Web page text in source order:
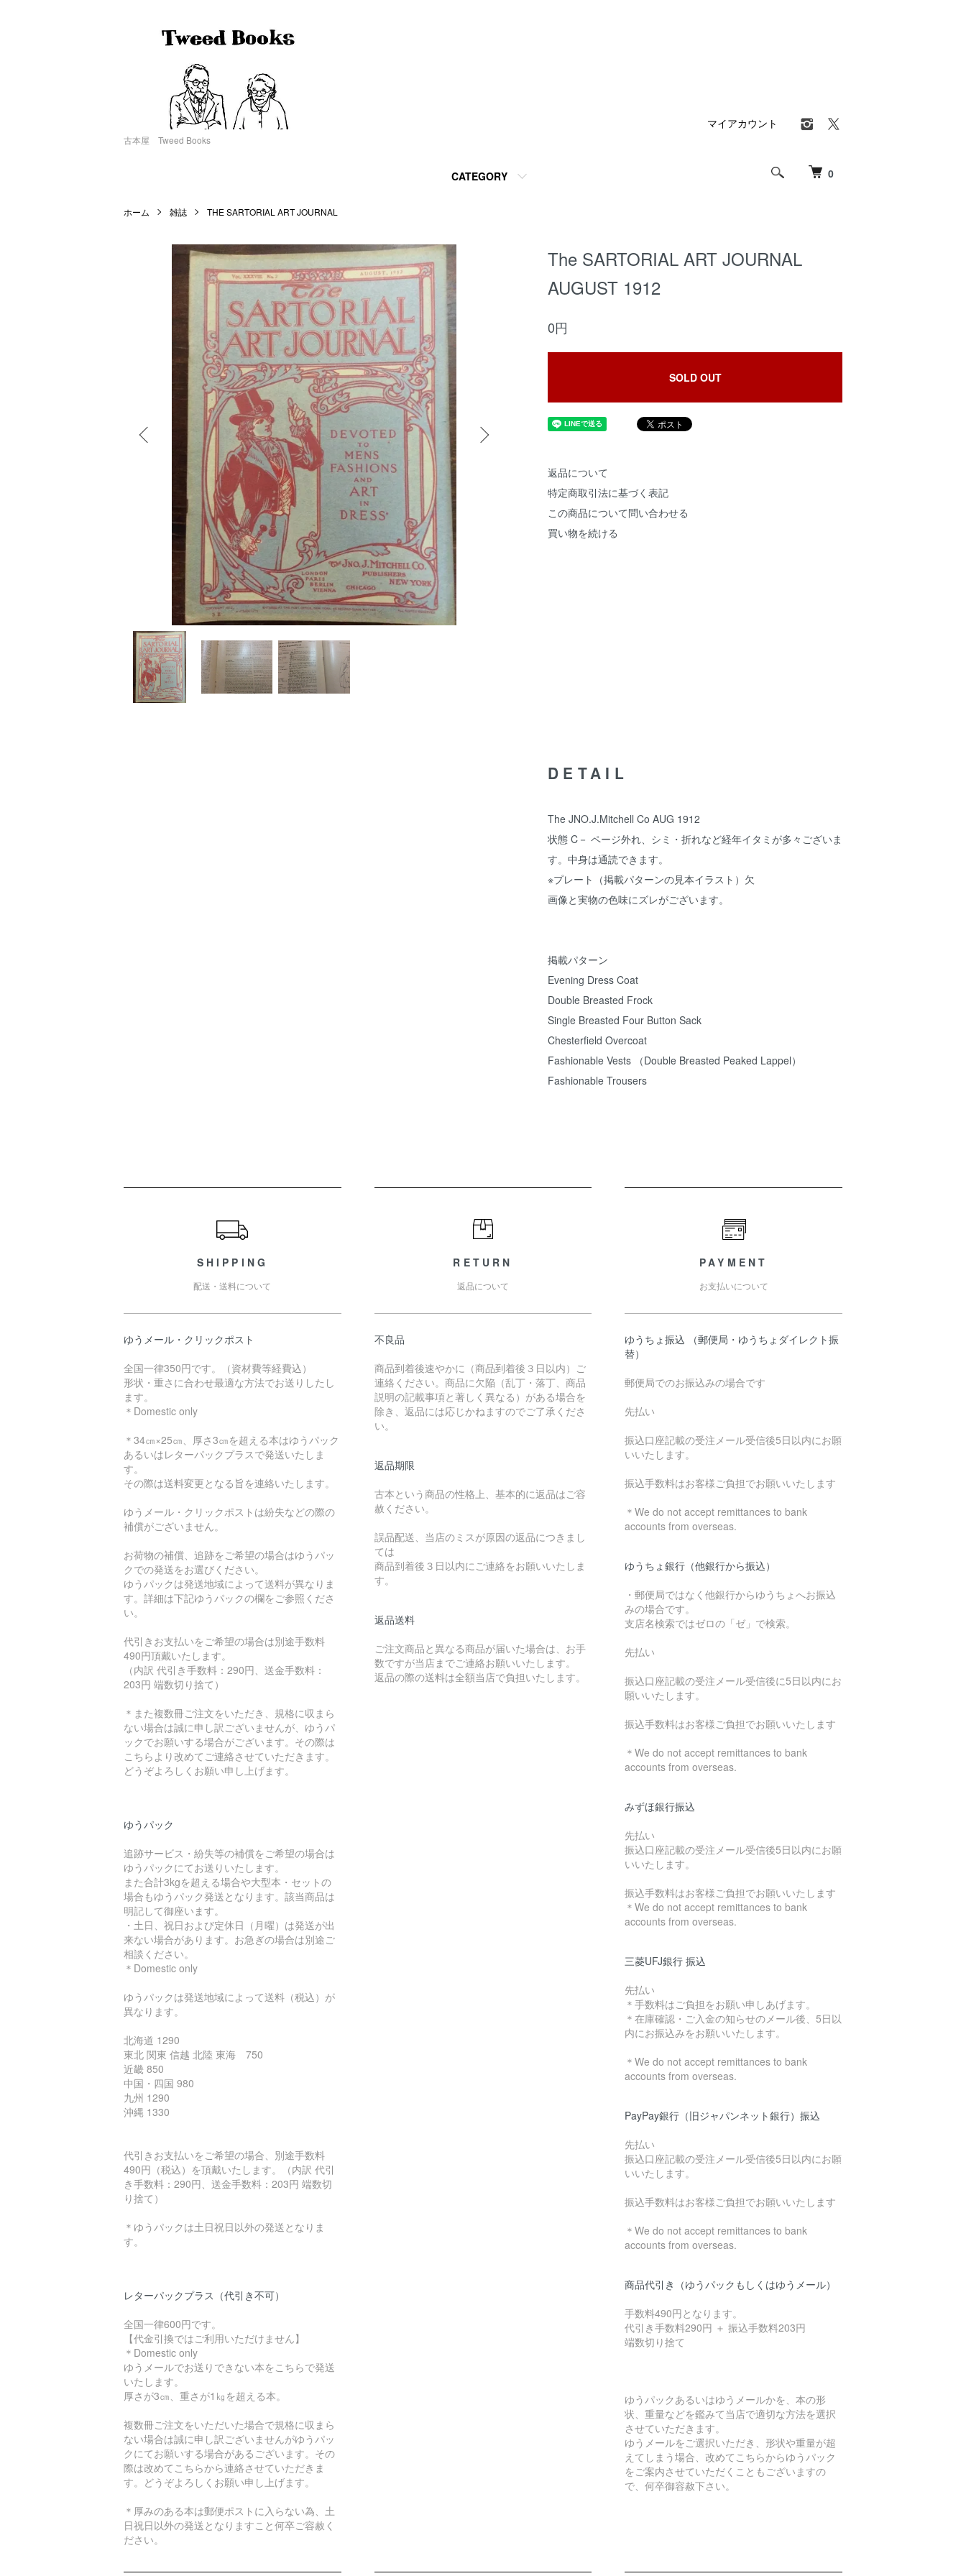
古本屋 Tweed Books
0
CATEGORY
マイアカウント
ホーム 雑誌 THE SARTORIAL ART JOURNAL
The SARTORIAL ART JOURNAL
AUGUST 1912
0円
SOLD OUT
返品について
特定商取引法に基づく表記
この商品について問い合わせる
買い物を続ける
DETAIL
The JNO.J.Mitchell Co AUG 1912
状態 C－ ページ外れ、シミ・折れなど経年イタミが多々ございま
す。中身は通読できます。
※プレート（掲載パターンの見本イラスト）欠
画像と実物の色味にズレがございます。
掲載パターン
Evening Dress Coat
Double Breasted Frock
Single Breasted Four Button Sack
Chesterfield Overcoat
Fashionable Vests （Double Breasted Peaked Lappel）
Fashionable Trousers
SHIPPING
配送・送料について
ゆうメール・クリックポスト
全国一律350円です。（資材費等経費込）
形状・重さに合わせ最適な方法でお送りしたし
ます。
＊Domestic only
＊34㎝×25㎝、厚さ3㎝を超える本はゆうパック
あるいはレターパックプラスで発送いたしま
す。
その際は送料変更となる旨を連絡いたします。
ゆうメール・クリックポストは紛失などの際の
補償がございません。
お荷物の補償、追跡をご希望の場合はゆうパッ
クでの発送をお選びください。
ゆうパックは発送地域によって送料が異なりま
す。詳細は下記ゆうパックの欄をご参照くださ
い。
代引きお支払いをご希望の場合は別途手数料
490円頂戴いたします。
（内訳 代引き手数料：290円、送金手数料：
203円 端数切り捨て）
＊また複数冊ご注文をいただき、規格に収まら
ない場合は誠に申し訳ございませんが、ゆうパ
ックでお願いする場合がございます。その際は
こちらより改めてご連絡させていただきます。
どうぞよろしくお願い申し上げます。
ゆうパック
追跡サービス・紛失等の補償をご希望の場合は
ゆうパックにてお送りいたします。
また合計3kgを超える場合や大型本・セットの
場合もゆうパック発送となります。該当商品は
明記して御座います。
・土日、祝日および定休日（月曜）は発送が出
来ない場合があります。お急ぎの場合は別途ご
相談ください。
＊Domestic only
ゆうパックは発送地域によって送料（税込）が
異なります。
北海道 1290
東北 関東 信越 北陸 東海 750
近畿 850
中国・四国 980
九州 1290
沖縄 1330
代引きお支払いをご希望の場合、別途手数料
490円（税込）を頂戴いたします。（内訳 代引
き手数料：290円、送金手数料：203円 端数切
り捨て）
＊ゆうパックは土日祝日以外の発送となりま
す。
レターパックプラス（代引き不可）
全国一律600円です。
【代金引換ではご利用いただけません】
＊Domestic only
ゆうメールでお送りできない本をこちらで発送
いたします。
厚さが3㎝、重さが1㎏を超える本。
複数冊ご注文をいただいた場合で規格に収まら
ない場合は誠に申し訳ございませんがゆうパッ
クにてお願いする場合があるございます。その
際は改めてこちらから連絡させていただきま
す。どうぞよろしくお願い申し上げます。
＊厚みのある本は郵便ポストに入らない為、土
日祝日以外の発送となりますこと何卒ご容赦く
ださい。
RETURN
返品について
不良品
商品到着後速やかに（商品到着後３日以内）ご
連絡ください。商品に欠陥（乱丁・落丁、商品
説明の記載事項と著しく異なる）がある場合を
除き、返品には応じかねますのでご了承くださ
い。
返品期限
古本という商品の性格上、基本的に返品はご容
赦ください。
誤品配送、当店のミスが原因の返品につきまし
ては
商品到着後３日以内にご連絡をお願いいたしま
す。
返品送料
ご注文商品と異なる商品が届いた場合は、お手
数ですが当店までご連絡お願いいたします。
返品の際の送料は全額当店で負担いたします。
PAYMENT
お支払いについて
ゆうちょ振込 （郵便局・ゆうちょダイレクト振
替）
郵便局でのお振込みの場合です
先払い
振込口座記載の受注メール受信後5日以内にお願
いいたします。
振込手数料はお客様ご負担でお願いいたします
＊We do not accept remittances to bank
accounts from overseas.
ゆうちょ銀行（他銀行から振込）
・郵便局ではなく他銀行からゆうちょへお振込
みの場合です。
支店名検索ではゼロの「ゼ」で検索。
先払い
振込口座記載の受注メール受信後に5日以内にお
願いいたします。
振込手数料はお客様ご負担でお願いいたします
＊We do not accept remittances to bank
accounts from overseas.
みずほ銀行振込
先払い
振込口座記載の受注メール受信後5日以内にお願
いいたします。
振込手数料はお客様ご負担でお願いいたします
＊We do not accept remittances to bank
accounts from overseas.
三菱UFJ銀行 振込
先払い
＊手数料はご負担をお願い申しあげます。
＊在庫確認・ご入金の知らせのメール後、5日以
内にお振込みをお願いいたします。
＊We do not accept remittances to bank
accounts from overseas.
PayPay銀行（旧ジャパンネット銀行）振込
先払い
振込口座記載の受注メール受信後5日以内にお願
いいたします。
振込手数料はお客様ご負担でお願いいたします
＊We do not accept remittances to bank
accounts from overseas.
商品代引き（ゆうパックもしくはゆうメール）
手数料490円となります。
代引き手数料290円 ＋ 振込手数料203円
端数切り捨て
ゆうパックあるいはゆうメールかを、本の形
状、重量などを鑑みて当店で適切な方法を選択
させていただきます。
ゆうメールをご選択いただき、形状や重量が超
えてしまう場合、改めてこちらからゆうパック
をご案内させていただくこともございますの
で、何卒御容赦下さい。